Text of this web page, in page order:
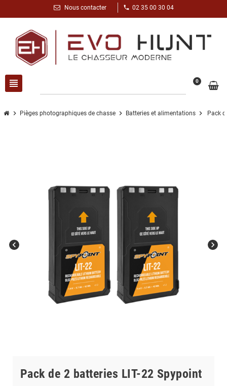
Nous contacter phone 02 35 00 30 04
view_headline 0
chevron_right Pièges photographiques de chasse chevron_right Batteries et alimentations chevron_right Pack
chevron_left chevron_right
Pack de 2 batteries LIT-22 Spypoint